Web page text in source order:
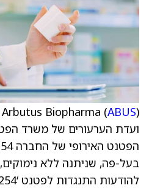
Arbutus Biopharma (ABUS
ועדת הערעורים של משרד
בעל-פה, שניתנה ללא